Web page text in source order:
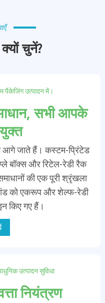
चुनें?
सभी आपके
आगे जाते हैं। कस्टम-प्रिंटेड
बॉक्स और रिटेल-रेडी रैक
की एक पूरी श्रृंखला
को एकरूप और शेल्फ-रेडी
किए गए हैं।
नियंत्रण